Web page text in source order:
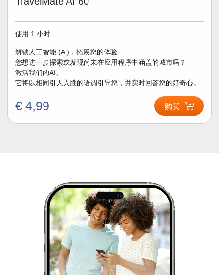
使用 1 小时
解锁人工智能 (AI)，拓展您的体验
您想进一步探索或发现尚未在应用程序中涵盖的城市吗？
激活我们的AI。
它将以相同引人入胜的语调引导您，并实时回答您的好奇心。
€ 4,99 购买